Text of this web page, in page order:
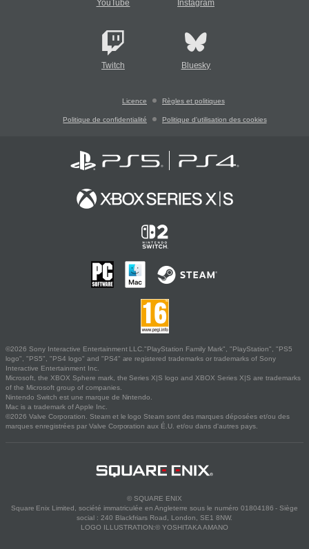
YouTube Instagram
Twitch Bluesky
Licence Règles et politiques
Politique de confidentialité Politique d'utilisation des cookies
©2026 Sony Interactive Entertainment LLC."PlayStation Family Mark", "PlayStation", "PS5
logo", "PS5", "PS4 logo" and "PS4" are registered trademarks or trademarks of Sony
Interactive Entertainment Inc.
Microsoft, the XBOX Sphere mark, the Series X|S logo and XBOX Series X|S are trademarks
of the Microsoft group of companies.
Nintendo Switch est une marque de Nintendo.
Mac is a trademark of Apple Inc.
©2026 Valve Corporation. Steam et le logo Steam sont des marques déposées et/ou des
marques enregistrées par Valve Corporation aux É.U. et/ou dans d'autres pays.
© SQUARE ENIX
Square Enix Limited, société immatriculée en Angleterre sous le numéro 01804186 - Siège
social : 240 Blackfriars Road, London, SE1 8NW.
LOGO ILLUSTRATION:© YOSHITAKA AMANO